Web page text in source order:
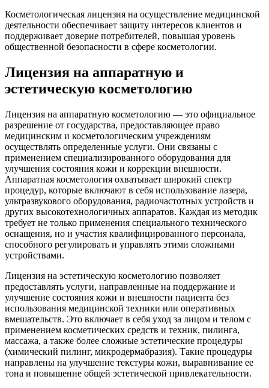
Косметологическая лицензия на осуществление медицинской
деятельности обеспечивает защиту интересов клиентов и
поддерживает доверие потребителей, повышая уровень
общественной безопасности в сфере косметологии.
Лицензия на аппаратную и
эстетическую косметологию
Лицензия на аппаратную косметологию — это официальное
разрешение от государства, предоставляющее право
медицинским и косметологическим учреждениям
осуществлять определенные услуги. Они связаны с
применением специализированного оборудования для
улучшения состояния кожи и коррекции внешности.
Аппаратная косметология охватывает широкий спектр
процедур, которые включают в себя использование лазера,
ультразвукового оборудования, радиочастотных устройств и
других высокотехнологичных аппаратов. Каждая из методик
требует не только применения специального технического
оснащения, но и участия квалифицированного персонала,
способного регулировать и управлять этими сложными
устройствами.
Лицензия на эстетическую косметологию позволяет
предоставлять услуги, направленные на поддержание и
улучшение состояния кожи и внешности пациента без
использования медицинской техники или оперативных
вмешательств. Это включает в себя уход за лицом и телом с
применением косметических средств и техник, пилинга,
массажа, а также более сложные эстетические процедуры
(химический пилинг, микродермабразия). Такие процедуры
направлены на улучшение текстуры кожи, выравнивание ее
тона и повышение общей эстетической привлекательности.